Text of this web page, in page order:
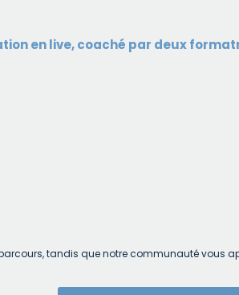
en live, coaché par deux
tandis que notre communauté vous